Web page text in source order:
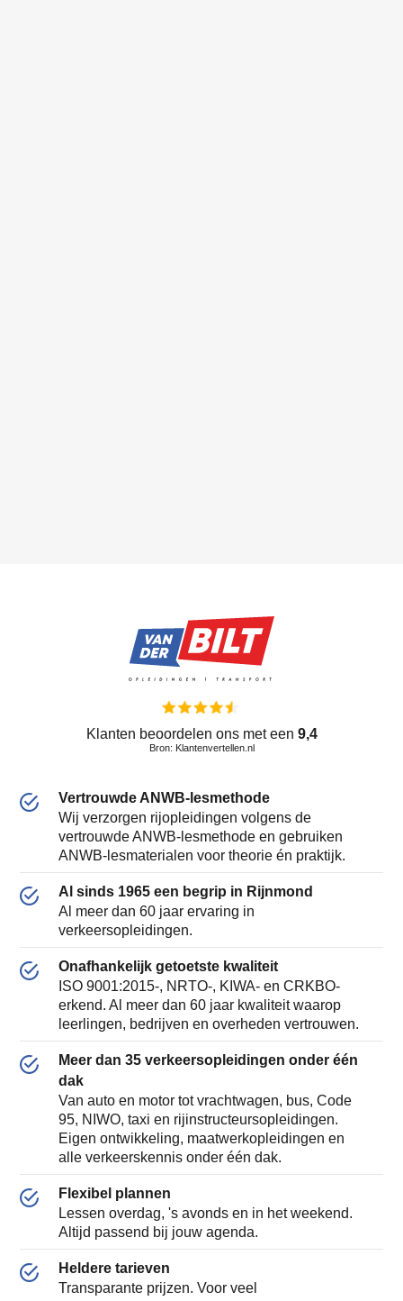
Klanten beoordelen ons met een 9,4
Bron: Klantenvertellen.nl
Vertrouwde ANWB-lesmethode
Wij verzorgen rijopleidingen volgens de
vertrouwde ANWB-lesmethode en gebruiken
ANWB-lesmaterialen voor theorie én praktijk.
Al sinds 1965 een begrip in Rijnmond
Al meer dan 60 jaar ervaring in
verkeersopleidingen.
Onafhankelijk getoetste kwaliteit
ISO 9001:2015-, NRTO-, KIWA- en CRKBO-
erkend. Al meer dan 60 jaar kwaliteit waarop
leerlingen, bedrijven en overheden vertrouwen.
Meer dan 35 verkeersopleidingen onder één
dak
Van auto en motor tot vrachtwagen, bus, Code
95, NIWO, taxi en rijinstructeursopleidingen.
Eigen ontwikkeling, maatwerkopleidingen en
alle verkeerskennis onder één dak.
Flexibel plannen
Lessen overdag, 's avonds en in het weekend.
Altijd passend bij jouw agenda.
Heldere tarieven
Transparante prijzen. Voor veel